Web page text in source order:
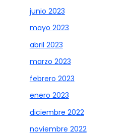
junio 2023
mayo 2023
abril 2023
marzo 2023
febrero 2023
enero 2023
diciembre 2022
noviembre 2022